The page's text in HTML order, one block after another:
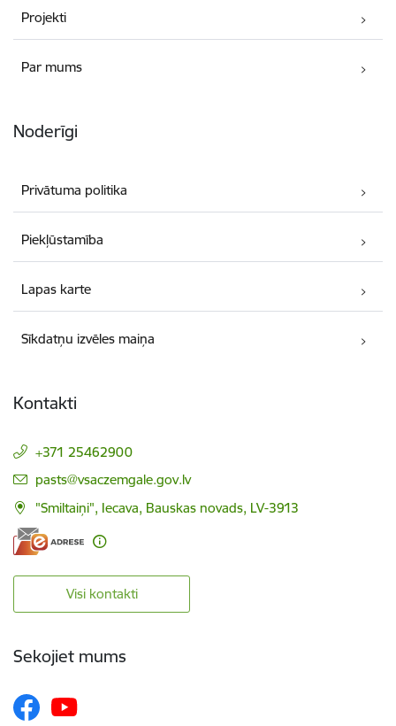
Projekti
Par mums
Noderīgi
Privātuma politika
Piekļūstamība
Lapas karte
Sīkdatņu izvēles maiņa
Kontakti
+371 25462900
E-pasts:
pasts@vsaczemgale.gov.lv
"Smiltaiņi", Iecava, Bauskas novads, LV-3913
Visi kontakti
Sekojiet mums